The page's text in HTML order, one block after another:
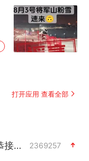
打开应用 查看全部
福建省泉州市委书记张毅恭接受纪律审查和监察调查 2369257